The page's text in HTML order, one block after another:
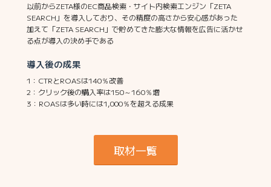
以前からZETA様のEC商品検索・サイト内検索エンジン「ZETA
SEARCH」を導入しており、その精度の高さから安心感があった
加えて「ZETA SEARCH」で貯めてきた膨大な情報を広告に活かせ
る点が導入の決め手である
導入後の成果
1：CTRとROASは140％改善
2：クリック後の購入率は150～160％増
3：ROASは多い時には1,000％を超える成果
取材一覧